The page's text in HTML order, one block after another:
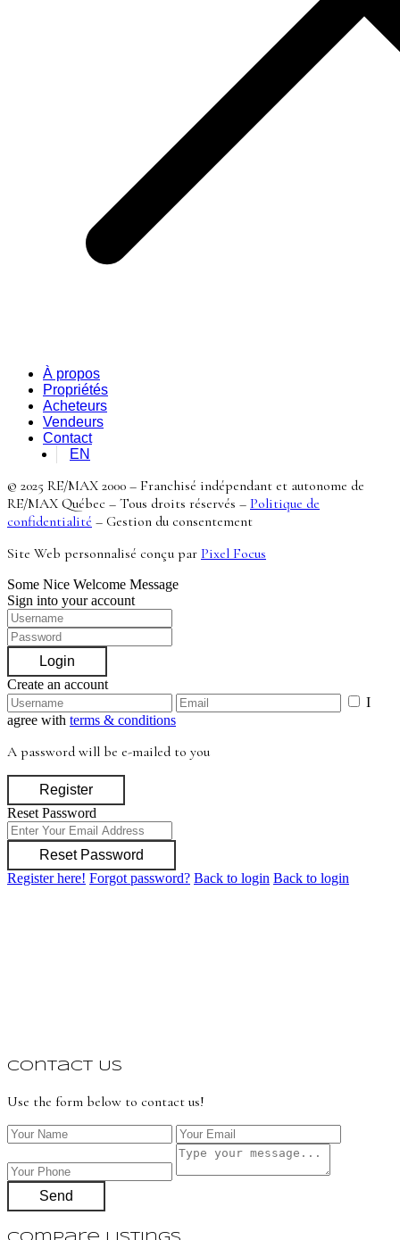
À propos
Propriétés
Acheteurs
Vendeurs
Contact
EN
© 2025 RE/MAX 2000 – Franchisé indépendant et autonome de
RE/MAX Québec – Tous droits réservés – Politique de
confidentialité – Gestion du consentement
Site Web personnalisé conçu par Pixel Focus
Some Nice Welcome Message
Sign into your account
Login
Create an account
I
agree with terms & conditions
A password will be e-mailed to you
Register
Reset Password
Reset Password
Register here! Forgot password? Back to login Back to login
Contact Us
Use the form below to contact us!
Send
Compare Listings